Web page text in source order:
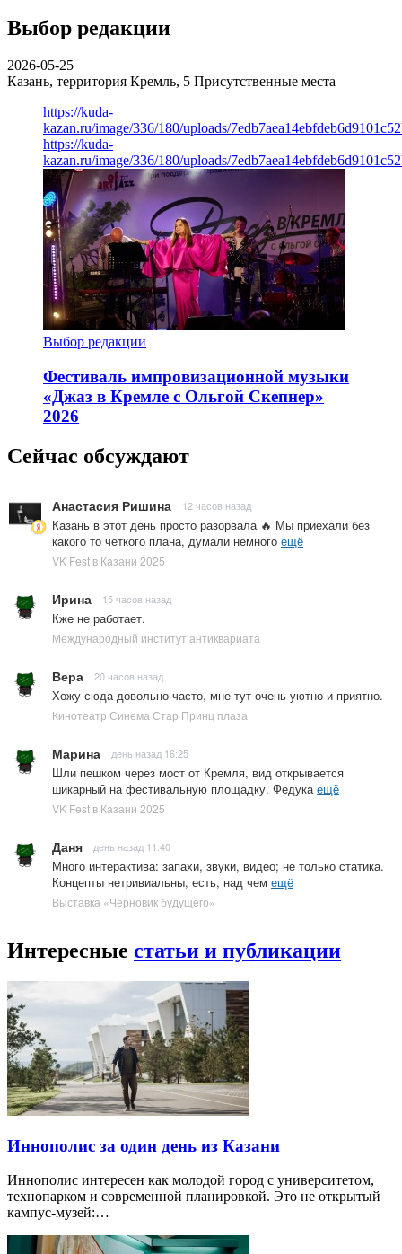
Выбор редакции
2026-05-25
Казань, территория Кремль, 5 Присутственные места
https://kuda-
kazan.ru/image/336/180/uploads/
https://kuda-
kazan.ru/image/336/180/uploads/
Выбор редакции
Фестиваль импровизационной музыки
«Джаз в Кремле с Ольгой Скепнер»
2026
Сейчас обсуждают
Анастасия Ришина 12 часов назад
Казань в этот день просто разорвала 🔥 Мы приехали без
какого то четкого плана, думали немного ещё
VK Fest в Казани 2025
Ирина 15 часов назад
Кже не работает.
Международный институт антиквариата
Вера 20 часов назад
Хожу сюда довольно часто, мне тут очень уютно и приятно.
Кинотеатр Синема Стар Принц плаза
Марина день назад 16:25
Шли пешком через мост от Кремля, вид открывается
шикарный на фестивальную площадку. Федукаещё
VK Fest в Казани 2025
Даня день назад 11:40
Много интерактива: запахи, звуки, видео; не только статика.
Концепты нетривиальны, есть, над чем ещё
Выставка «Черновик будущего»
Интересные статьи и публикации
Иннополис за один день из Казани
Иннополис интересен как молодой город с университетом,
технопарком и современной планировкой. Это не открытый
кампус-музей:…